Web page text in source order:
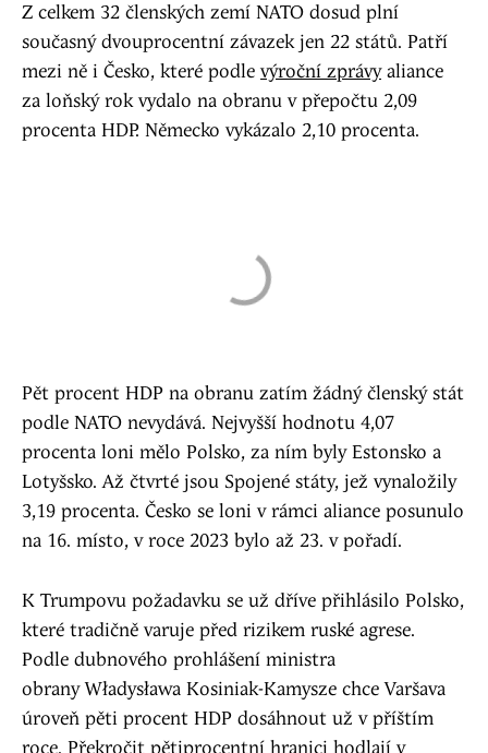
Z celkem 32 členských zemí NATO dosud plní
současný dvouprocentní závazek jen 22 států. Patří
mezi ně i Česko, které podle výroční zprávyaliance
za loňský rok vydalo na obranu v přepočtu 2,09
procenta HDP. Německo vykázalo 2,10 procenta.
Pět procent HDP na obranu zatím žádný členský stát
podle NATO nevydává. Nejvyšší hodnotu 4,07
procenta loni mělo Polsko, za ním byly Estonsko a
Lotyšsko. Až čtvrté jsou Spojené státy, jež vynaložily
3,19 procenta. Česko se loni v rámci aliance posunulo
na 16. místo, v roce 2023 bylo až 23. v pořadí.
K Trumpovu požadavku se už dříve přihlásilo Polsko,
které tradičně varuje před rizikem ruské agrese.
Podle dubnového prohlášení ministra
obrany Władysława Kosiniak-Kamysze chce Varšava
úroveň pěti procent HDP dosáhnout už v příštím